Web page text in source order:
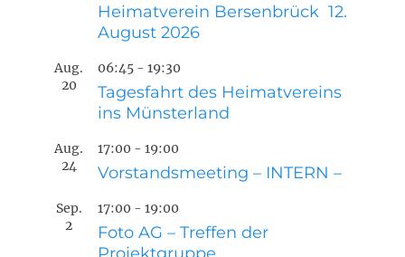
Heimatverein Bersenbrück 12.
August 2026
Aug.
20
06:45 - 19:30
Tagesfahrt des Heimatvereins
ins Münsterland
Aug.
24
17:00 - 19:00
Vorstandsmeeting – INTERN –
Sep.
2
17:00 - 19:00
Foto AG – Treffen der